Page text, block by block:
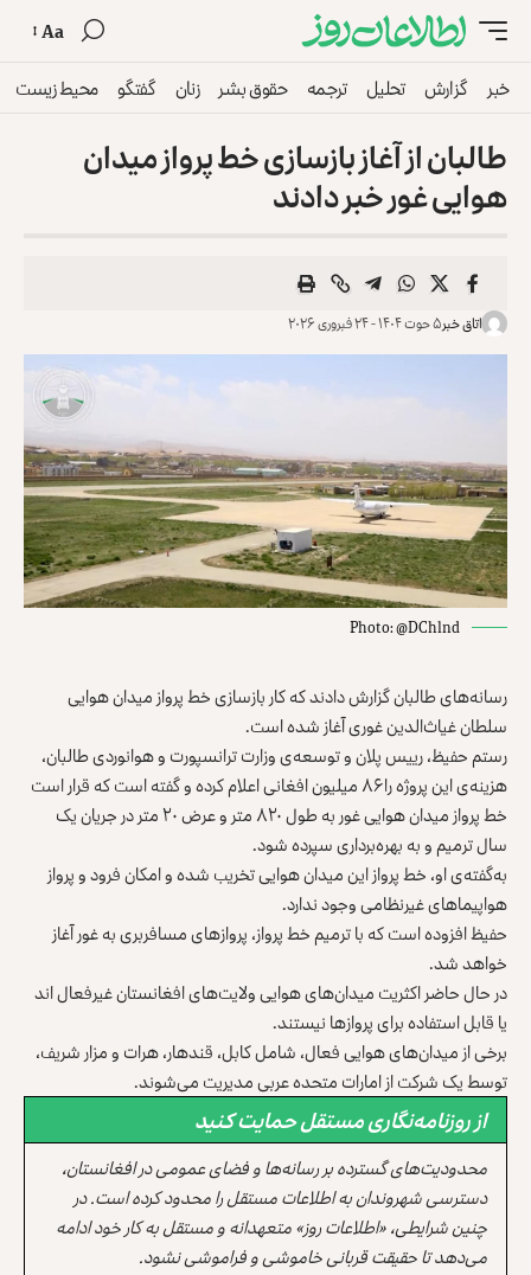
Aa
خبر گزارش تحلیل ترجمه حقوق بشر زنان گفتگو محیط زیست
طالبان از آغاز بازسازی خط پرواز میدان
هوایی غور خبر دادند
اتاق خبر۵ حوت ۱۴۰۴ - ۲۴ فبروری ۲۰۲۶
Photo: @DChlnd
رسانه‌های طالبان گزارش دادند که کار بازسازی خط پرواز میدان هوایی
سلطان غیاث‌الدین غوری آغاز شده است.
رستم حفیظ، رییس پلان و توسعه‌ی وزارت ترانسپورت و هوانوردی طالبان،
هزینه‌ی این پروژه را ۸۶ میلیون افغانی اعلام کرده و گفته است که قرار است
خط پرواز میدان هوایی غور به طول ۸۲۰ متر و عرض ۲۰ متر در جریان یک
سال ترمیم و به بهره‌برداری سپرده شود.
به‌گفته‌ی او، خط پرواز این میدان هوایی تخریب شده و امکان فرود و پرواز
هواپیماهای غیرنظامی وجود ندارد.
حفیظ افزوده است که با ترمیم خط پرواز، پروازهای مسافربری به غور آغاز
خواهد شد.
در حال حاضر اکثریت میدان‌های هوایی ولایت‌های افغانستان غیرفعال اند
یا قابل استفاده برای پروازها نیستند.
برخی از میدان‌های هوایی فعال، شامل کابل، قندهار، هرات و مزار شریف،
توسط یک شرکت از امارات متحده‌ عربی مدیریت می‌شوند.
از روزنامه‌نگاری مستقل حمایت کنید
محدودیت‌های گسترده بر رسانه‌ها و فضای عمومی در افغانستان،
دسترسی شهروندان به اطلاعات مستقل را محدود کرده است. در
چنین شرایطی، «اطلاعات روز» متعهدانه و مستقل به کار خود ادامه
می‌دهد تا حقیقت قربانی خاموشی و فراموشی نشود.